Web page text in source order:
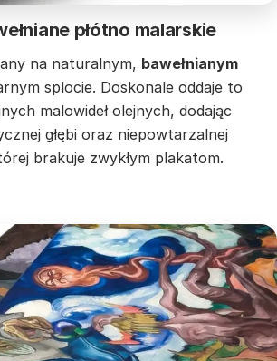
płótno malarskie
na naturalnym, bawełnianym
splocie. Doskonale oddaje to
malowideł olejnych, dodając
głębi oraz niepowtarzalnej
brakuje zwykłym plakatom.